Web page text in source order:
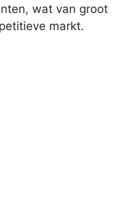
wat van groot
markt.